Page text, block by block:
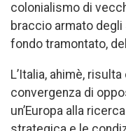
colonialismo di
braccio armato degli
fondo tramontato,
L’Italia, ahimè,
convergenza di
un’Europa alla